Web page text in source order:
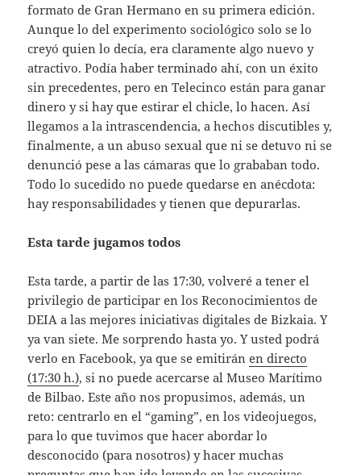
formato de Gran Hermano en su primera edición.
Aunque lo del experimento sociológico solo se lo
creyó quien lo decía, era claramente algo nuevo y
atractivo. Podía haber terminado ahí, con un éxito
sin precedentes, pero en Telecinco están para ganar
dinero y si hay que estirar el chicle, lo hacen. Así
llegamos a la intrascendencia, a hechos discutibles y,
finalmente, a un abuso sexual que ni se detuvo ni se
denunció pese a las cámaras que lo grababan todo.
Todo lo sucedido no puede quedarse en anécdota:
hay responsabilidades y tienen que depurarlas.
Esta tarde jugamos todos
Esta tarde, a partir de las 17:30, volveré a tener el
privilegio de participar en los Reconocimientos de
DEIA a las mejores iniciativas digitales de Bizkaia. Y
ya van siete. Me sorprendo hasta yo. Y usted podrá
verlo en Facebook, ya que se emitiránen directo
(17:30 h.), si no puede acercarse al Museo Marítimo
de Bilbao. Este año nos propusimos, además, un
reto: centrarlo en el “gaming”, en los videojuegos,
para lo que tuvimos que hacer abordar lo
desconocido (para nosotros) y hacer muchas